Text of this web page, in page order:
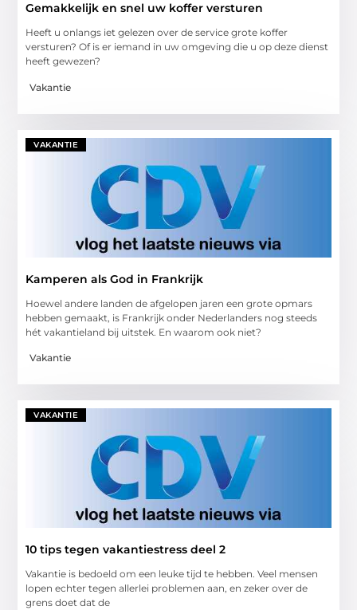
Gemakkelijk en snel uw koffer versturen
Heeft u onlangs iet gelezen over de service grote koffer
versturen? Of is er iemand in uw omgeving die u op deze dienst
heeft gewezen?
Vakantie
VAKANTIE
Kamperen als God in Frankrijk
Hoewel andere landen de afgelopen jaren een grote opmars
hebben gemaakt, is Frankrijk onder Nederlanders nog steeds
hét vakantieland bij uitstek. En waarom ook niet?
Vakantie
VAKANTIE
10 tips tegen vakantiestress deel 2
Vakantie is bedoeld om een leuke tijd te hebben. Veel mensen
lopen echter tegen allerlei problemen aan, en zeker over de
grens doet dat de